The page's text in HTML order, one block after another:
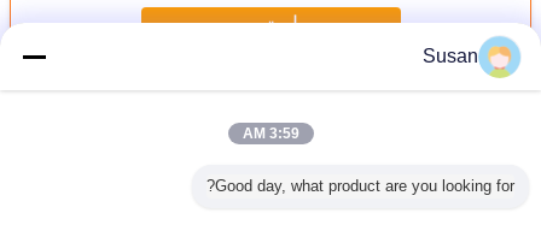
استمر
أكثرأغطية عاكسة بالجنيه المصري
Susan
3:59 AM
Good day, what product are you looking for?